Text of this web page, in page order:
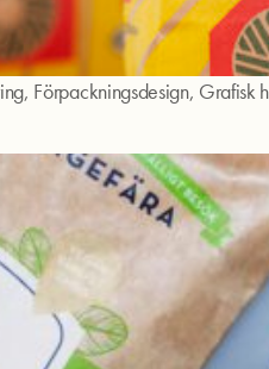
, Förpackningsdesign, Grafisk